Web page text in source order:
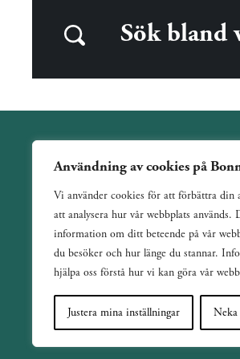
Användning av cookies på
Vi använder cookies för att förbättra din
att analysera hur vår webbplats används.
information om ditt beteende på vår
du besöker och hur länge du stannar.
hjälpa oss förstå hur vi kan göra vår
Justera mina inställningar Neka
Sök bland
Wahlström & Widstrand är ett
verksamt sedan 1884. Vi har en bred
med ett tydligt fokus på skönlitteratur